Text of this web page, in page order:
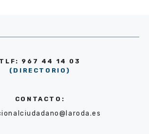
TLF: 967 44 14 03
(DIRECTORIO)
CONTACTO: